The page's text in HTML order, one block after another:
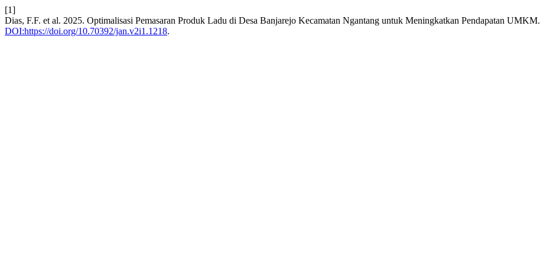
[1]
Dias, F.F. et al. 2025. Optimalisasi Pemasaran Produk Ladu di Desa Banjarejo Kecamatan Ngantang untuk Meningkatkan Pendapatan UMKM.
DOI:https://doi.org/10.70392/jan.v2i1.1218.